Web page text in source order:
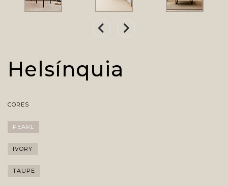
Helsínquia
CORES
PEARL
IVORY
TAUPE